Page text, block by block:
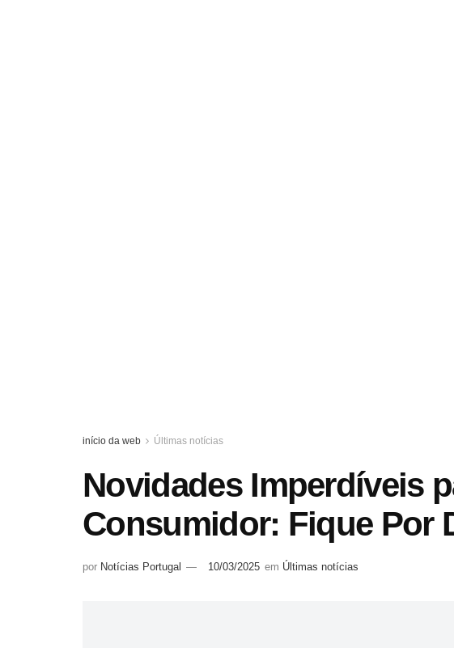
início da web Últimas notícias
Novidades Imperdíveis
Consumidor: Fique Por
por Notícias Portugal 10/03/2025 em Últimas notícias